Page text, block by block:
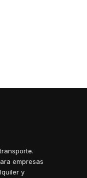
empresas
y